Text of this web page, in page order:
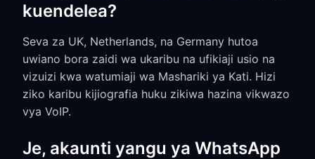
kuendelea?
Seva za UK, Netherlands, na Germany hutoa
uwiano bora zaidi wa ukaribu na ufikiaji usio na
vizuizi kwa watumiaji wa Mashariki ya Kati. Hizi
ziko karibu kijiografia huku zikiwa hazina vikwazo
vya VoIP.
Je, akaunti yangu ya WhatsApp